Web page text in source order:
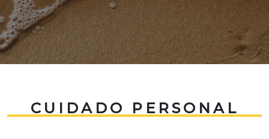
CUIDADO PERSONAL